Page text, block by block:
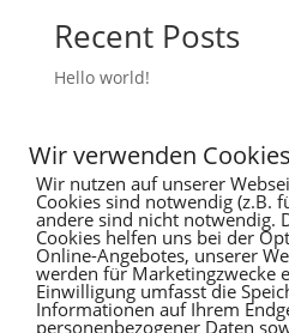
Recent Posts
Hello world!
Recent
Es sind keine Kommentare
Wir verwenden Cookies
Wir nutzen auf unserer
Cookies sind notwendig (z.B.
andere sind nicht notwendig.
Cookies helfen uns bei der
Online-Angebotes, unserer
werden für Marketingzwecke
Einwilligung umfasst die
Informationen auf Ihrem
personenbezogener Daten